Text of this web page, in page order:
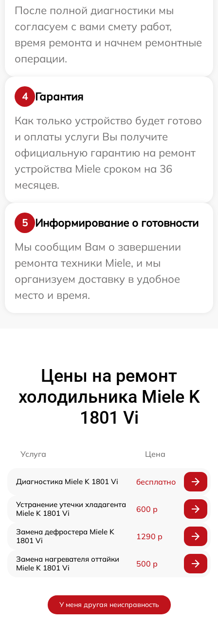
После полной диагностики мы
согласуем с вами смету работ,
время ремонта и начнем ремонтные
операции.
4
Гарантия
Как только устройство будет готово
и оплаты услуги Вы получите
официальную гарантию на ремонт
устройства Miele сроком на 36
месяцев.
5
Информирование о готовности
Мы сообщим Вам о завершении
ремонта техники Miele, и мы
организуем доставку в удобное
место и время.
Цены на ремонт
холодильника Miele K
1801 Vi
Услуга Цена
Диагностика Miele K 1801 Vi бесплатно
Устранение утечки хладагента
Miele K 1801 Vi
600 р
Замена дефростера Miele K
1801 Vi
1290 р
Замена нагревателя оттайки
Miele K 1801 Vi
500 р
У меня другая неисправность